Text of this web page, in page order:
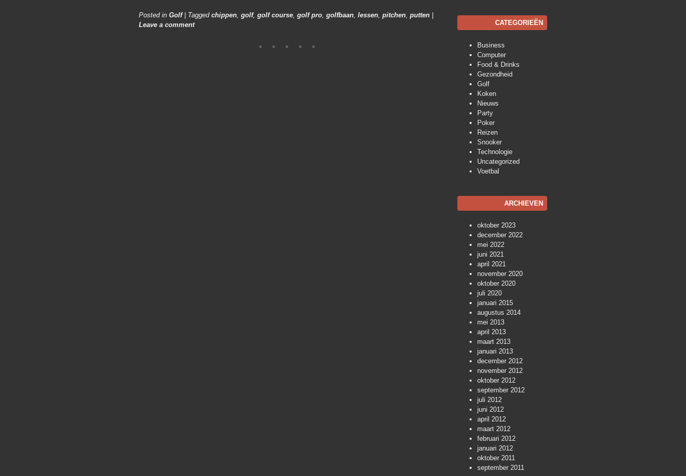
Posted in Golf Tagged chippen, golf, golf course, golf pro, golfbaan, lessen, pitchen, putten
Leave a comment
CATEGORIEËN
Business
Computer
Food & Drinks
Gezondheid
Golf
Koken
Nieuws
Party
Poker
Reizen
Snooker
Technologie
Uncategorized
Voetbal
ARCHIEVEN
oktober 2023
december 2022
mei 2022
juni 2021
april 2021
november 2020
oktober 2020
juli 2020
januari 2015
augustus 2014
mei 2013
april 2013
maart 2013
januari 2013
december 2012
november 2012
oktober 2012
september 2012
juli 2012
juni 2012
april 2012
maart 2012
februari 2012
januari 2012
oktober 2011
september 2011